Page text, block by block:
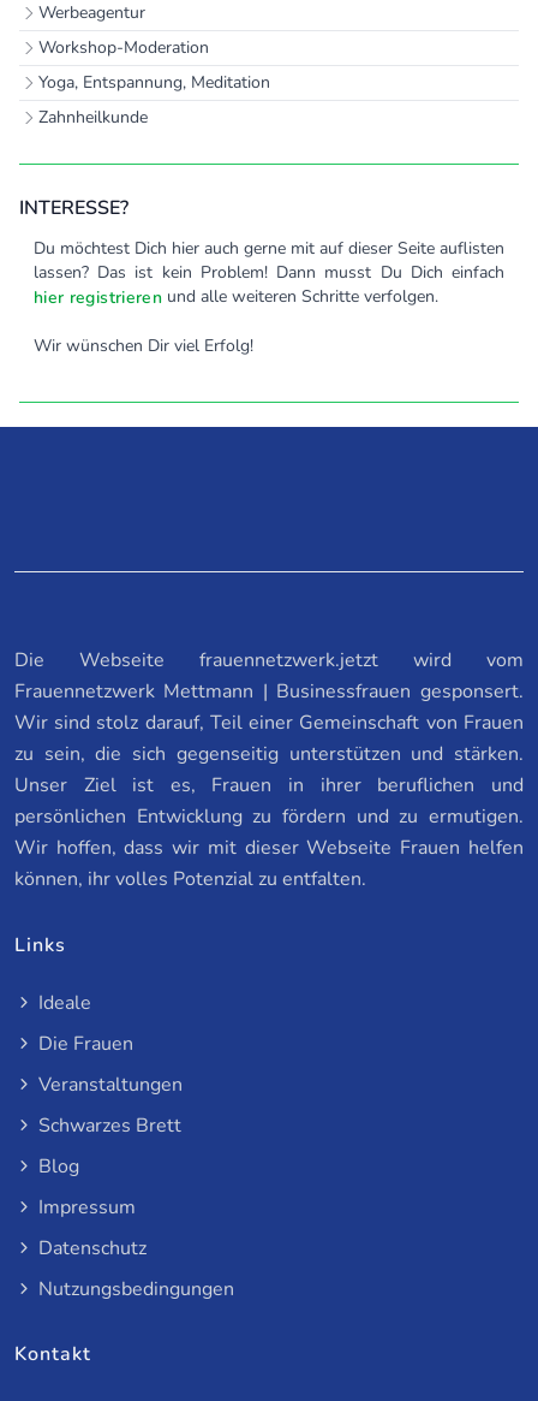
Werbeagentur
Workshop-Moderation
Yoga, Entspannung, Meditation
Zahnheilkunde
INTERESSE?
Du möchtest Dich hier auch gerne mit auf dieser Seite auflisten
lassen? Das ist kein Problem! Dann musst Du Dich einfach
hier registrierenund alle weiteren Schritte verfolgen.
Wir wünschen Dir viel Erfolg!
Die Webseite frauennetzwerk.jetzt wird vom
Frauennetzwerk Mettmann | Businessfrauen gesponsert.
Wir sind stolz darauf, Teil einer Gemeinschaft von Frauen
zu sein, die sich gegenseitig unterstützen und stärken.
Unser Ziel ist es, Frauen in ihrer beruflichen und
persönlichen Entwicklung zu fördern und zu ermutigen.
Wir hoffen, dass wir mit dieser Webseite Frauen helfen
können, ihr volles Potenzial zu entfalten.
Links
Ideale
Die Frauen
Veranstaltungen
Schwarzes Brett
Blog
Impressum
Datenschutz
Nutzungsbedingungen
Kontakt